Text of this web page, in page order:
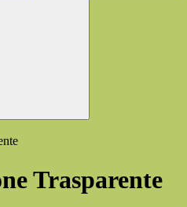
Trasparente